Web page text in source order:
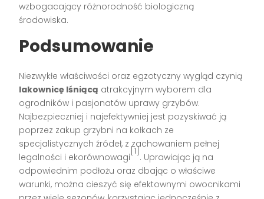
wzbogacający różnorodność biologiczną
środowiska.
Podsumowanie
Niezwykłe właściwości oraz egzotyczny wygląd czynią
lakownicę lśniącą atrakcyjnym wyborem dla
ogrodników i pasjonatów uprawy grzybów.
Najbezpieczniej i najefektywniej jest pozyskiwać ją
poprzez zakup grzybni na kołkach ze
specjalistycznych źródeł, z zachowaniem pełnej
legalności i ekorównowagi
[1]
. Uprawiając ją na
odpowiednim podłożu oraz dbając o właściwe
warunki, można cieszyć się efektownymi owocnikami